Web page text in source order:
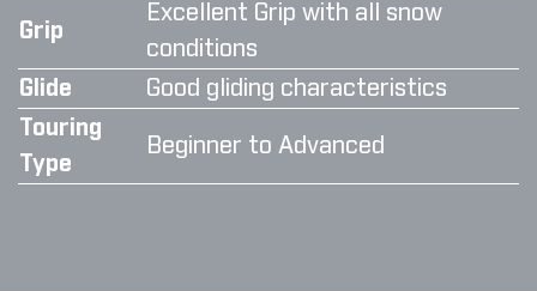
Grip
Excellent Grip with all snow
conditions
Glide
Good gliding characteristics
Touring
Type
Beginner to Advanced